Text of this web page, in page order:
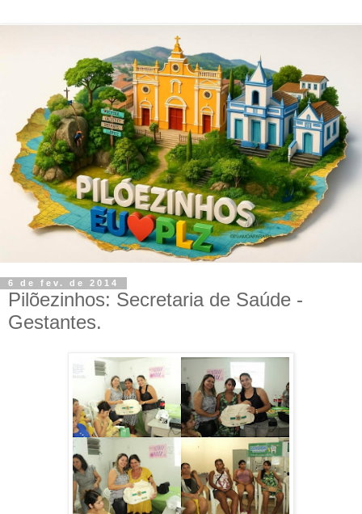
6 de fev. de 2014
Pilõezinhos: Secretaria de Saúde -
Gestantes.